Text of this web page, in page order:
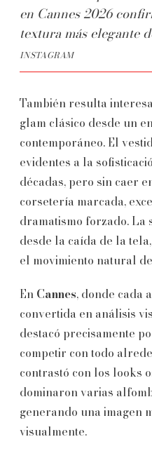
en Cannes 2026
textura más elegante
INSTAGRAM
También resulta
glam clásico desde un
contemporáneo. El
evidentes a la
décadas, pero sin caer
corsetería marcada,
dramatismo forzado. La
desde la caída de la
el movimiento natural
En Cannes, donde cada
convertida en análisis
destacó precisamente
competir con todo
contrastó con los looks
dominaron varias
generando una imagen
visualmente.